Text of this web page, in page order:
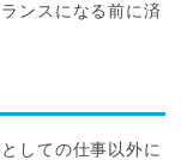
ンスになる前に済
しての仕事以外に